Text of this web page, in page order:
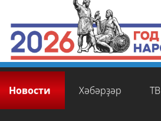
Новости Хәбәрҙәр ТВ